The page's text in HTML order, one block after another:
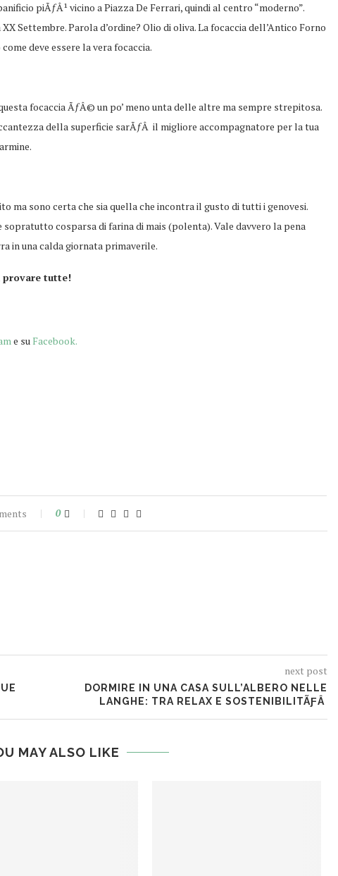
piÃƒÂ¹ vicino a Piazza De Ferrari, quindi al centro “moderno”.
Settembre. Parola d’ordine? Olio di oliva. La focaccia dell’Antico Forno
deve essere la vera focaccia.
focaccia ÃƒÂ© un po’ meno unta delle altre ma sempre strepitosa.
della superficie sarÃƒÂ il migliore accompagnatore per la tua
ma sono certa che sia quella che incontra il gusto di tutti i genovesi.
cosparsa di farina di mais (polenta). Vale davvero la pena
in una calda giornata primaverile.
provare tutte!
e su Facebook.
0
next post
DORMIRE IN UNA CASA SULL’ALBERO NELLE
LANGHE: TRA RELAX E SOSTENIBILITÃƑÂ
MAY ALSO LIKE